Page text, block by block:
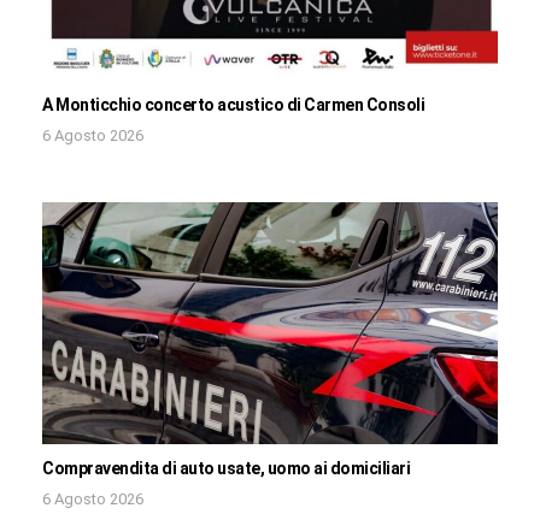
A Monticchio concerto acustico di Carmen Consoli
6 Agosto 2026
Compravendita di auto usate, uomo ai domiciliari
6 Agosto 2026